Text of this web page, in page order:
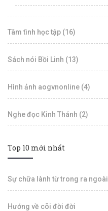
Tâm tình học tập (16)
Sách nói Bồi Linh (13)
Hình ảnh aogvnonline (4)
Nghe đọc Kinh Thánh (2)
Top 10 mới nhất
Sự chữa lành từ trong ra ngoài
Hướng về cõi đời đời